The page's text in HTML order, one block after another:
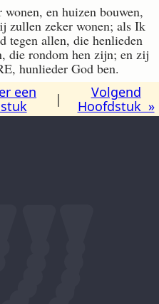
en huizen bouwen,
zullen zeker wonen; als Ik
tegen allen, die henlieden
die rondom hen zijn; en zij
hunlieder God ben.
een
|
Volgend
Hoofdstuk »